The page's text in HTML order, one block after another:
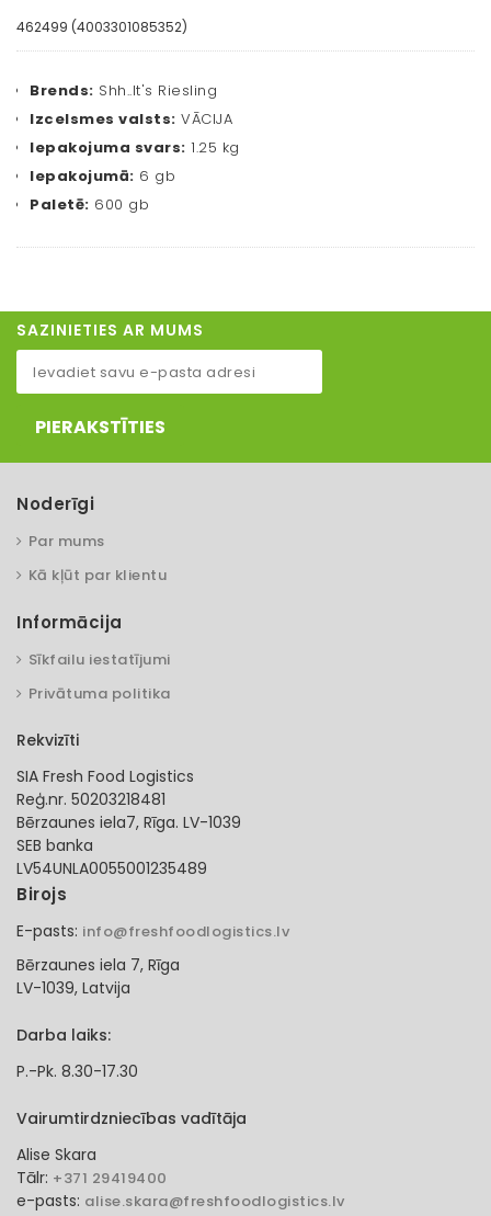
462499 (4003301085352)
Brends: Shh..It's Riesling
Izcelsmes valsts: VĀCIJA
Iepakojuma svars: 1.25 kg
Iepakojumā: 6 gb
Paletē: 600 gb
SAZINIETIES AR MUMS
PIERAKSTĪTIES
Noderīgi
Par mums
Kā kļūt par klientu
Informācija
Sīkfailu iestatījumi
Privātuma politika
Rekvizīti
SIA Fresh Food Logistics
Reģ.nr. 50203218481
Bērzaunes iela7, Rīga. LV-1039
SEB banka
LV54UNLA0055001235489
Birojs
E-pasts: info@freshfoodlogistics.lv
Bērzaunes iela 7, Rīga
LV-1039, Latvija
Darba laiks:
P.-Pk. 8.30-17.30
Vairumtirdzniecības vadītāja
Alise Skara
Tālr: +371 29419400
e-pasts: alise.skara@freshfoodlogistics.lv